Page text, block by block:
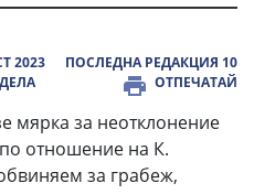
2023
ПОСЛЕДНА РЕДАКЦИЯ 10
ОТПЕЧАТАЙ
мярка за неотклонение
отношение на К.
за грабеж,